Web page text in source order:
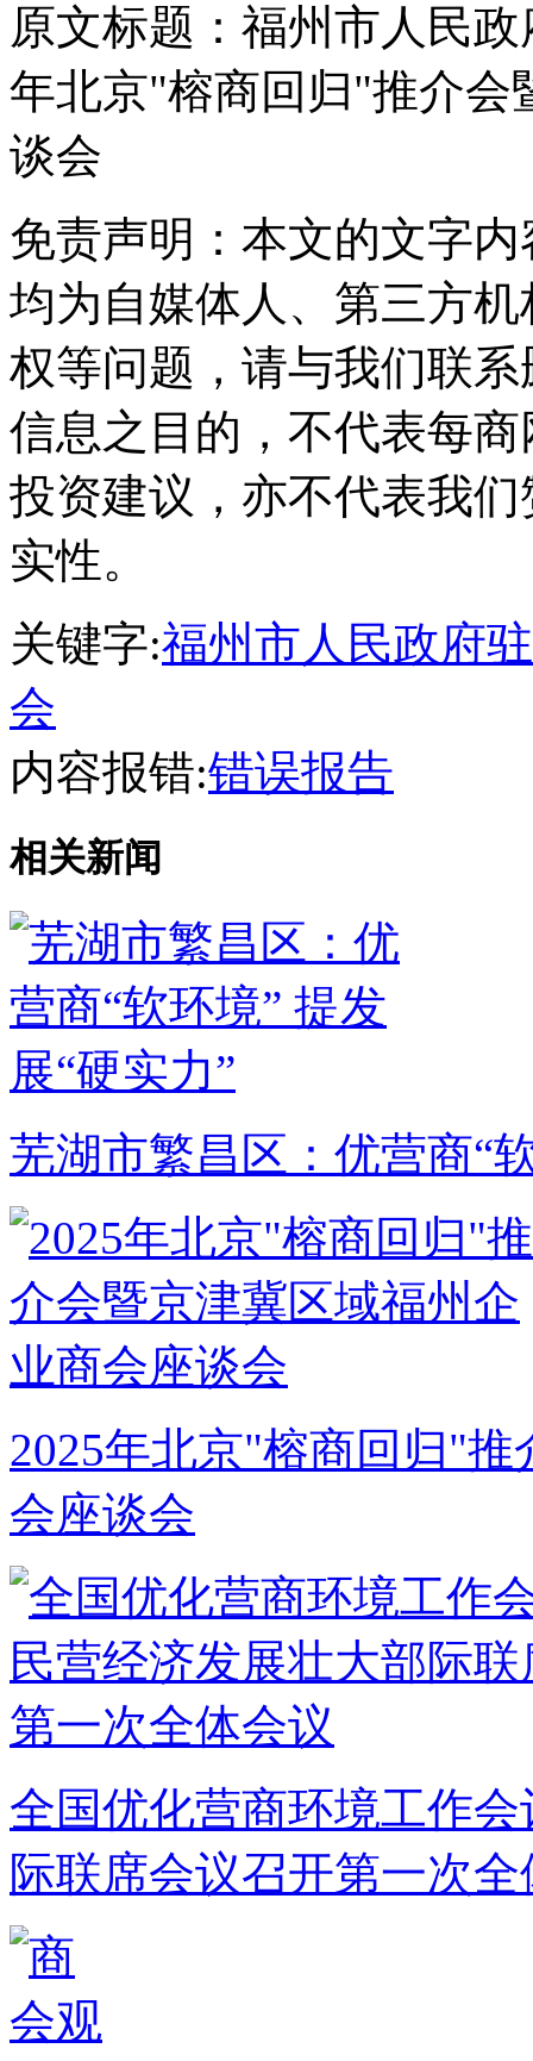
原文标题： 福州市人民
年北京"榕商回归"推介会
谈会
免责声明：本文的文字
均为自媒体人、第三方
权等问题，请与我们联
信息之目的，不代表每
投资建议，亦不代表我
实性。
关键字:福州市人民政府
会
内容报错:错误报告
相关新闻
芜湖市繁昌区：优营商“
2025年北京"榕商回归"
会座谈会
全国优化营商环境工作
际联席会议召开第一次